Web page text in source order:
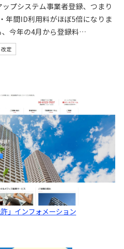
プシステム事業者登録、つまり
年間ID利用料がほぼ5倍になりま
、今年の4月から登録料…
改定
」インフォメーション